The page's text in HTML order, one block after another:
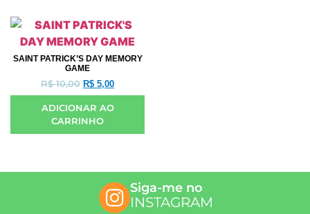
SAINT PATRICK’S DAY MEMORY
GAME
R$10,00 R$ 5,00
ADICIONAR AO
CARRINHO
Siga-me no
INSTAGRAM